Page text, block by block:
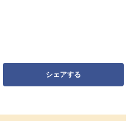
シェアする